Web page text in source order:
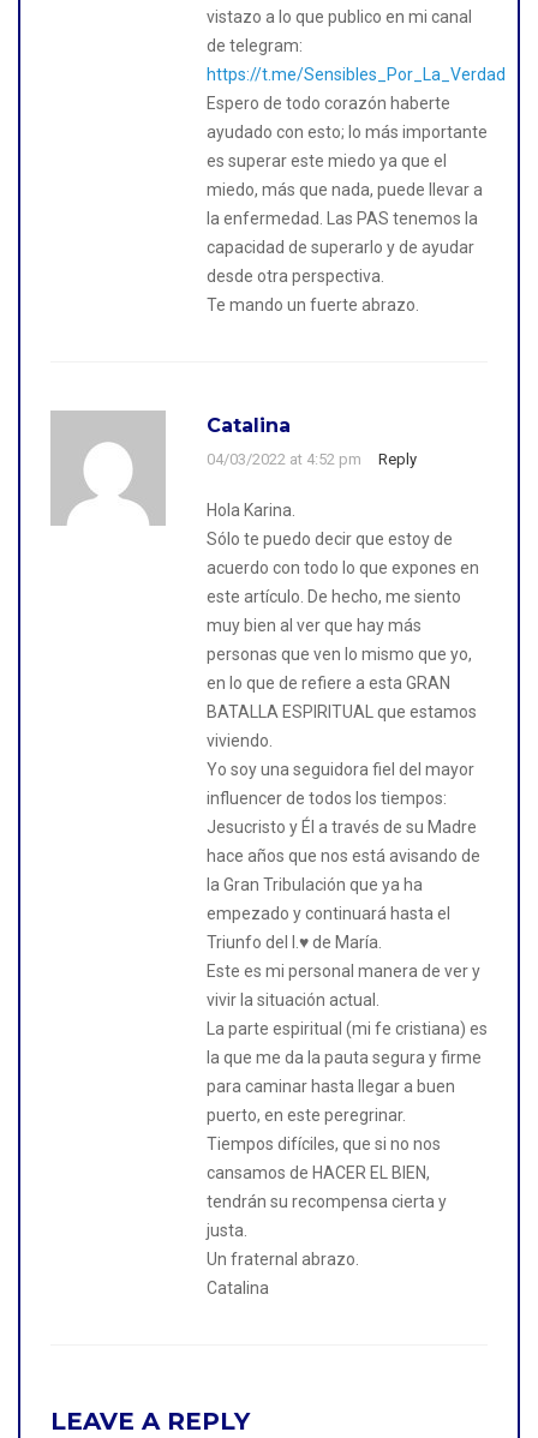
vistazo a lo que publico en mi canal
de telegram:
https://t.me/Sensibles_Por_La_Verdad
Espero de todo corazón haberte
ayudado con esto; lo más importante
es superar este miedo ya que el
miedo, más que nada, puede llevar a
la enfermedad. Las PAS tenemos la
capacidad de superarlo y de ayudar
desde otra perspectiva.
Te mando un fuerte abrazo.
Catalina
04/03/2022 at 4:52 pm Reply
Hola Karina.
Sólo te puedo decir que estoy de
acuerdo con todo lo que expones en
este artículo. De hecho, me siento
muy bien al ver que hay más
personas que ven lo mismo que yo,
en lo que de refiere a esta GRAN
BATALLA ESPIRITUAL que estamos
viviendo.
Yo soy una seguidora fiel del mayor
influencer de todos los tiempos:
Jesucristo y Él a través de su Madre
hace años que nos está avisando de
la Gran Tribulación que ya ha
empezado y continuará hasta el
Triunfo del I.♥️ de María.
Este es mi personal manera de ver y
vivir la situación actual.
La parte espiritual (mi fe cristiana) es
la que me da la pauta segura y firme
para caminar hasta llegar a buen
puerto, en este peregrinar.
Tiempos difíciles, que si no nos
cansamos de HACER EL BIEN,
tendrán su recompensa cierta y
justa.
Un fraternal abrazo.
Catalina
LEAVE A REPLY